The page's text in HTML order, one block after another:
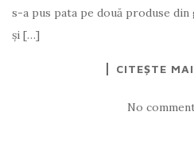
s-a pus pata pe două produse din
și […]
CITEȘTE
No